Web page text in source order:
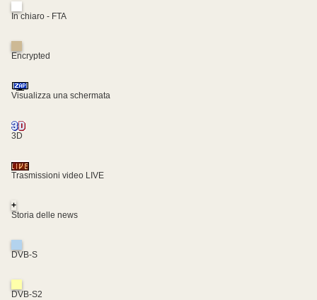
In chiaro - FTA
Encrypted
Visualizza una schermata
3D
Trasmissioni video LIVE
+
Storia delle news
DVB-S
DVB-S2